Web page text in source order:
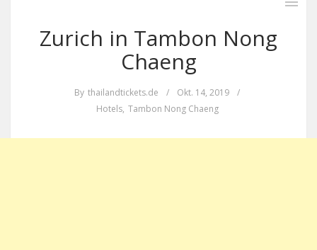
Zurich in Tambon Nong
Chaeng
By thailandtickets.de / Okt. 14, 2019
/
Hotels, Tambon Nong Chaeng